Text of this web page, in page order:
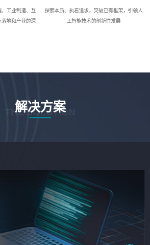
工业制造、互
地和产业的深
探索本质、执着追求，突破已有框架，引领人
工智能技术的创新性发展
解决方案
THE SOLUTION